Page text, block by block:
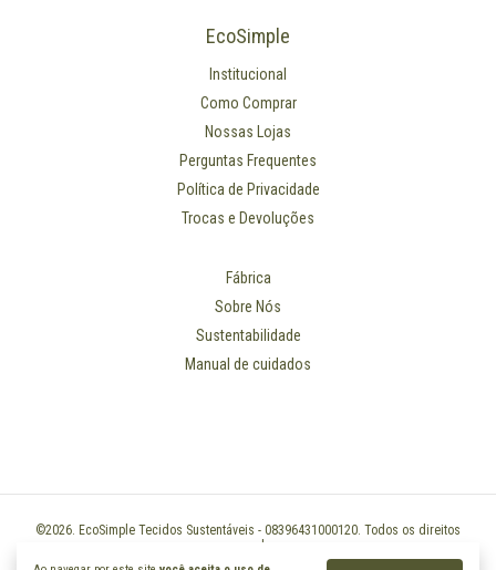
EcoSimple
Institucional
Como Comprar
Nossas Lojas
Perguntas Frequentes
Política de Privacidade
Trocas e Devoluções
Fábrica
Sobre Nós
Sustentabilidade
Manual de cuidados
©2026. EcoSimple Tecidos Sustentáveis - 08396431000120. Todos os direitos
reservados.